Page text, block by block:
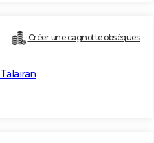
Créer une cagnotte obsèques
Talairan